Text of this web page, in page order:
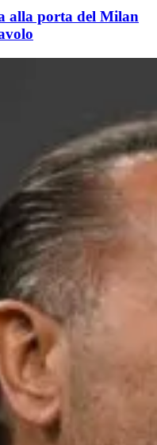
alla porta del Milan